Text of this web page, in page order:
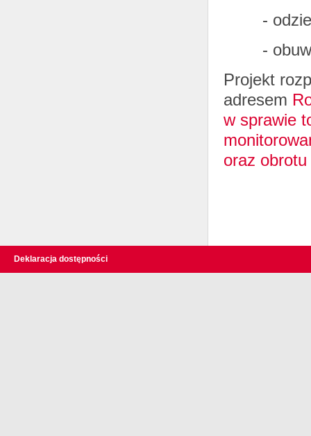
- odzież
- obuwie
Projekt
adresem
w sprawie
oraz obrotu
Deklaracja dostępności